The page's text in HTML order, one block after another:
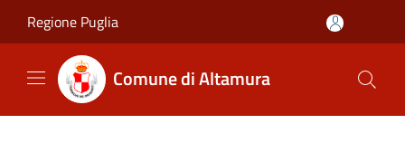
Regione Puglia
Comune di Altamura